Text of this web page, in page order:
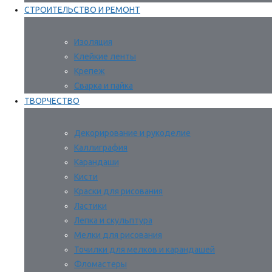
СТРОИТЕЛЬСТВО И РЕМОНТ
Изоляция
Клейкие ленты
Крепеж
Сварка и пайка
ТВОРЧЕСТВО
Декорирование и рукоделие
Каллиграфия
Карандаши
Кисти
Краски для рисования
Ластики
Лепка и скульптура
Мелки для рисования
Точилки для мелков и карандашей
Фломастеры